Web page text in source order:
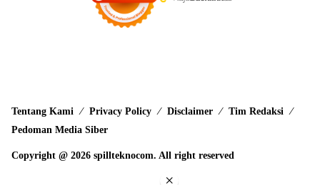
Tentang Kami Privacy Policy Disclaimer
Tim Redaksi
Pedoman Media Siber
Copyright @ 2026 spillteknocom. All right reserved
×